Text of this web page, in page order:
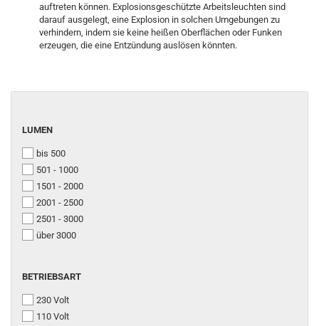
auftreten können. Explosionsgeschützte Arbeitsleuchten sind
darauf ausgelegt, eine Explosion in solchen Umgebungen zu
verhindern, indem sie keine heißen Oberflächen oder Funken
erzeugen, die eine Entzündung auslösen könnten.
LUMEN
LUMEN
bis 500
501 - 1000
1501 - 2000
2001 - 2500
2501 - 3000
über 3000
BETRIEBSART
BETRIEBSART
230 Volt
110 Volt